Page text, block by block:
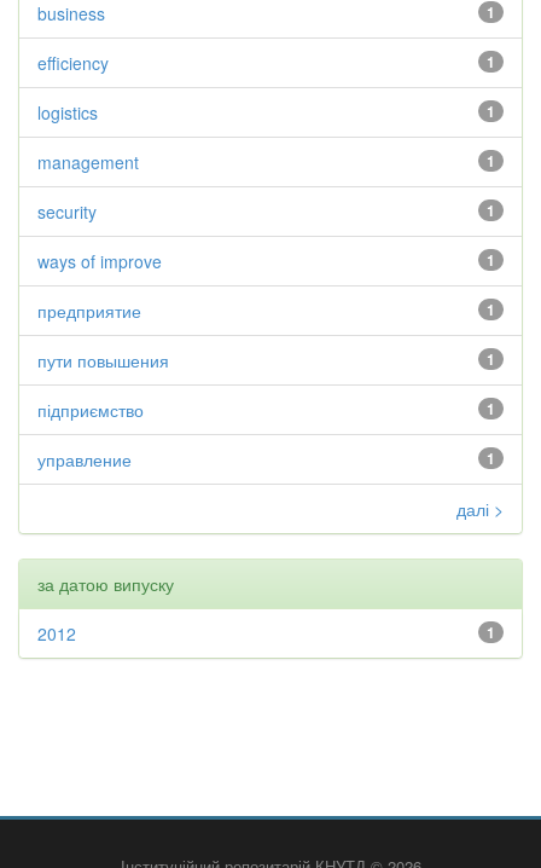
1
business
1
efficiency
1
logistics
1
management
1
security
1
ways of improve
1
предприятие
1
пути повышения
1
підприємство
1
управление
далі >
за датою випуску
1
2012